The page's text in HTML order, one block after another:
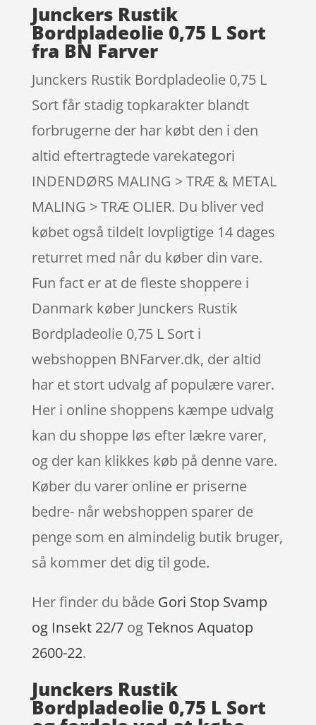
Junckers Rustik
Bordpladeolie 0,75 L Sort
fra BN Farver
Junckers Rustik Bordpladeolie 0,75 L
Sort får stadig topkarakter blandt
forbrugerne der har købt den i den
altid eftertragtede varekategori
INDENDØRS MALING > TRÆ & METAL
MALING > TRÆ OLIER. Du bliver ved
købet også tildelt lovpligtige 14 dages
returret med når du køber din vare.
Fun fact er at de fleste shoppere i
Danmark køber Junckers Rustik
Bordpladeolie 0,75 L Sort i
webshoppen BNFarver.dk, der altid
har et stort udvalg af populære varer.
Her i online shoppens kæmpe udvalg
kan du shoppe løs efter lækre varer,
og der kan klikkes køb på denne vare.
Køber du varer online er priserne
bedre- når webshoppen sparer de
penge som en almindelig butik bruger,
så kommer det dig til gode.
Her finder du både Gori Stop Svamp
og Insekt 22/7ogTeknos Aquatop
2600-22.
Junckers Rustik
Bordpladeolie 0,75 L Sort